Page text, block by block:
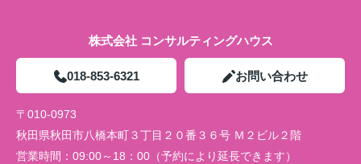
株式会社 コンサルティングハウス
018-853-6321 お問い合わせ
〒010-0973
秋田県秋田市八橋本町３丁目２０番３６号 Ｍ２ビル２階
営業時間： 09:00～18：00（予約により延長できます）